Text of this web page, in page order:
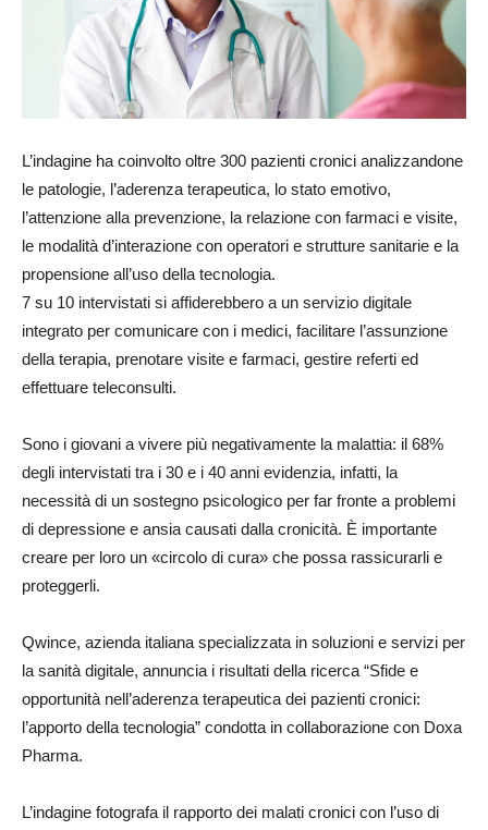
L’indagine ha coinvolto oltre 300 pazienti cronici analizzandone
le patologie, l’aderenza terapeutica, lo stato emotivo,
l’attenzione alla prevenzione, la relazione con farmaci e visite,
le modalità d’interazione con operatori e strutture sanitarie e la
propensione all’uso della tecnologia.
7 su 10 intervistati si affiderebbero a un servizio digitale
integrato per comunicare con i medici, facilitare l’assunzione
della terapia, prenotare visite e farmaci, gestire referti ed
effettuare teleconsulti.
Sono i giovani a vivere più negativamente la malattia: il 68%
degli intervistati tra i 30 e i 40 anni evidenzia, infatti, la
necessità di un sostegno psicologico per far fronte a problemi
di depressione e ansia causati dalla cronicità. È importante
creare per loro un «circolo di cura» che possa rassicurarli e
proteggerli.
Qwince, azienda italiana specializzata in soluzioni e servizi per
la sanità digitale, annuncia i risultati della ricerca “Sfide e
opportunità nell’aderenza terapeutica dei pazienti cronici:
l’apporto della tecnologia” condotta in collaborazione con Doxa
Pharma.
L’indagine fotografa il rapporto dei malati cronici con l’uso di